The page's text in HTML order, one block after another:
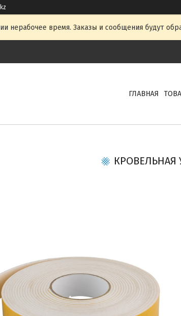
нерабочее время. Заказы и сообщения будут
ГЛАВНАЯ
КРОВЕЛЬНАЯ